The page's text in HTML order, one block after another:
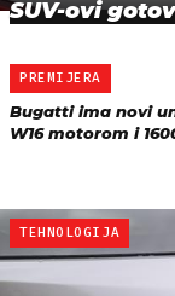
SUV-ovi
PREMIJERA
Bugatti ima novi
W16 motorom i
TEHNOLOGIJA